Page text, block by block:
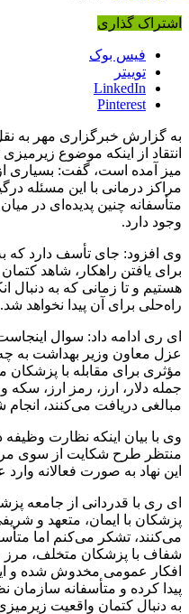
اشتراک گذاری
فیس بوک
توییتر
LinkedIn
Pinterest
به گزارش خبرگزاری مهر به
انتقاد از اینکه موضوع زیرمیزی
میز
آمده است، گفت: بسیاری
مراکز درمانی با این مسئله
متأسفانه چنین پدیده‌ای در
وجود دارد.
وی افزود: جای تأسف دارد که
برای یافتن راهکار، شاهد
هستیم و تا زمانی که به دنبال
راه‌حلی برای آن پیدا نخواهد شد.
ای ری ادامه داد: سوال
عزل معاون وزیر بهداشت به
مؤثری برای مقابله با
جمله دلار، ارز، رمز ارز،
مبالغی دریافت می‌کنند،
وی با بیان اینکه نظارت
منتظر طرح شکایت از سوی
این نهاد به صورت فعالانه
ای ری با قدردانی از جامعه
پزشکان با ایمان، متعهد و
می‌کنند، تشکر می‌کنم اما
شفاف با پزشکان متخلف، مرز
افکار
عمومی مخدوش شده و
پیدا کرده و متأسفانه
به دنبال کتمان واقعیت